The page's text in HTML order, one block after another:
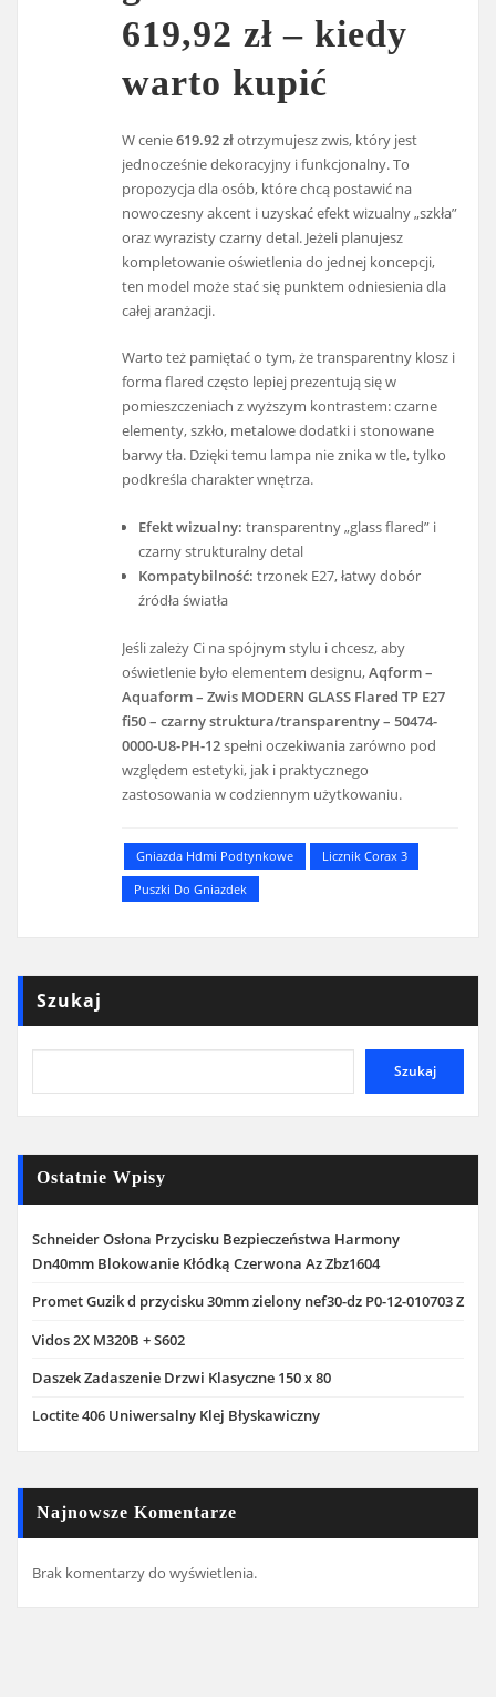
619,92 zł – kiedy
warto kupić
W cenie619.92 złotrzymujesz zwis, który jest
jednocześnie dekoracyjny i funkcjonalny. To
propozycja dla osób, które chcą postawić na
nowoczesny akcent i uzyskać efekt wizualny „szkła”
oraz wyrazisty czarny detal. Jeżeli planujesz
kompletowanie oświetlenia do jednej koncepcji,
ten model może stać się punktem odniesienia dla
całej aranżacji.
Warto też pamiętać o tym, że transparentny klosz i
forma flared często lepiej prezentują się w
pomieszczeniach z wyższym kontrastem: czarne
elementy, szkło, metalowe dodatki i stonowane
barwy tła. Dzięki temu lampa nie znika w tle, tylko
podkreśla charakter wnętrza.
Efekt wizualny: transparentny „glass flared” i
czarny strukturalny detal
Kompatybilność: trzonek E27, łatwy dobór
źródła światła
Jeśli zależy Ci na spójnym stylu i chcesz, aby
oświetlenie było elementem designu,Aqform –
Aquaform – Zwis MODERN GLASS Flared TP E27
fi50 – czarny struktura/transparentny – 50474-
0000-U8-PH-12spełni oczekiwania zarówno pod
względem estetyki, jak i praktycznego
zastosowania w codziennym użytkowaniu.
Gniazda Hdmi Podtynkowe
Licznik Corax 3
Puszki Do Gniazdek
Szukaj
Szukaj
Ostatnie Wpisy
Schneider Osłona Przycisku Bezpieczeństwa Harmony
Dn40mm Blokowanie Kłódką Czerwona Az Zbz1604
Promet Guzik d przycisku 30mm zielony nef30-dz P0-12-010703 Z
Vidos 2X M320B + S602
Daszek Zadaszenie Drzwi Klasyczne 150 x 80
Loctite 406 Uniwersalny Klej Błyskawiczny
Najnowsze Komentarze
Brak komentarzy do wyświetlenia.